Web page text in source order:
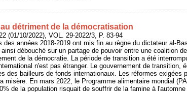
détriment de la démocratisation
(01/10/2022), VOL. 29-2022/3, P. 83-94
années 2018-2019 ont mis fin au règne du dictateur al-
débouché sur un partage de pouvoir entre une coalition
de la démocratie. La période de transition a été
n'est pas étranger. Le gouvernement de transition,
des bailleurs de fonds internationaux. Les réformes exigées
misère. En mars 2022, le Programme alimentaire mondial
de la population risquait de souffrir de la famine à l'automne